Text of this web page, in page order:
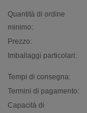
Quantità di ordine
minimo:
Prezzo:
Imballaggi particolari:
Tempi di consegna:
Termini di pagamento:
Capacità di